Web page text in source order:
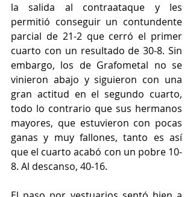
la salida al contraataque y les
permitió conseguir un contundente
parcial de 21-2 que cerró el primer
cuarto con un resultado de 30-8. Sin
embargo, los de Grafometal no se
vinieron abajo y siguieron con una
gran actitud en el segundo cuarto,
todo lo contrario que sus hermanos
mayores, que estuvieron con pocas
ganas y muy fallones, tanto es así
que el cuarto acabó con un pobre 10-
8. Al descanso, 40-16.